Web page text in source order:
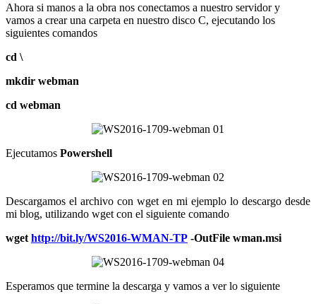
Ahora si manos a la obra nos conectamos a nuestro servidor y
vamos a crear una carpeta en nuestro disco C, ejecutando los
siguientes comandos
cd \
mkdir webman
cd webman
Ejecutamos Powershell
Descargamos el archivo con wget en mi ejemplo lo descargo desde
mi blog, utilizando wget con el siguiente comando
wget http://bit.ly/WS2016-WMAN-TP -OutFile wman.msi
Esperamos que termine la descarga y vamos a ver lo siguiente